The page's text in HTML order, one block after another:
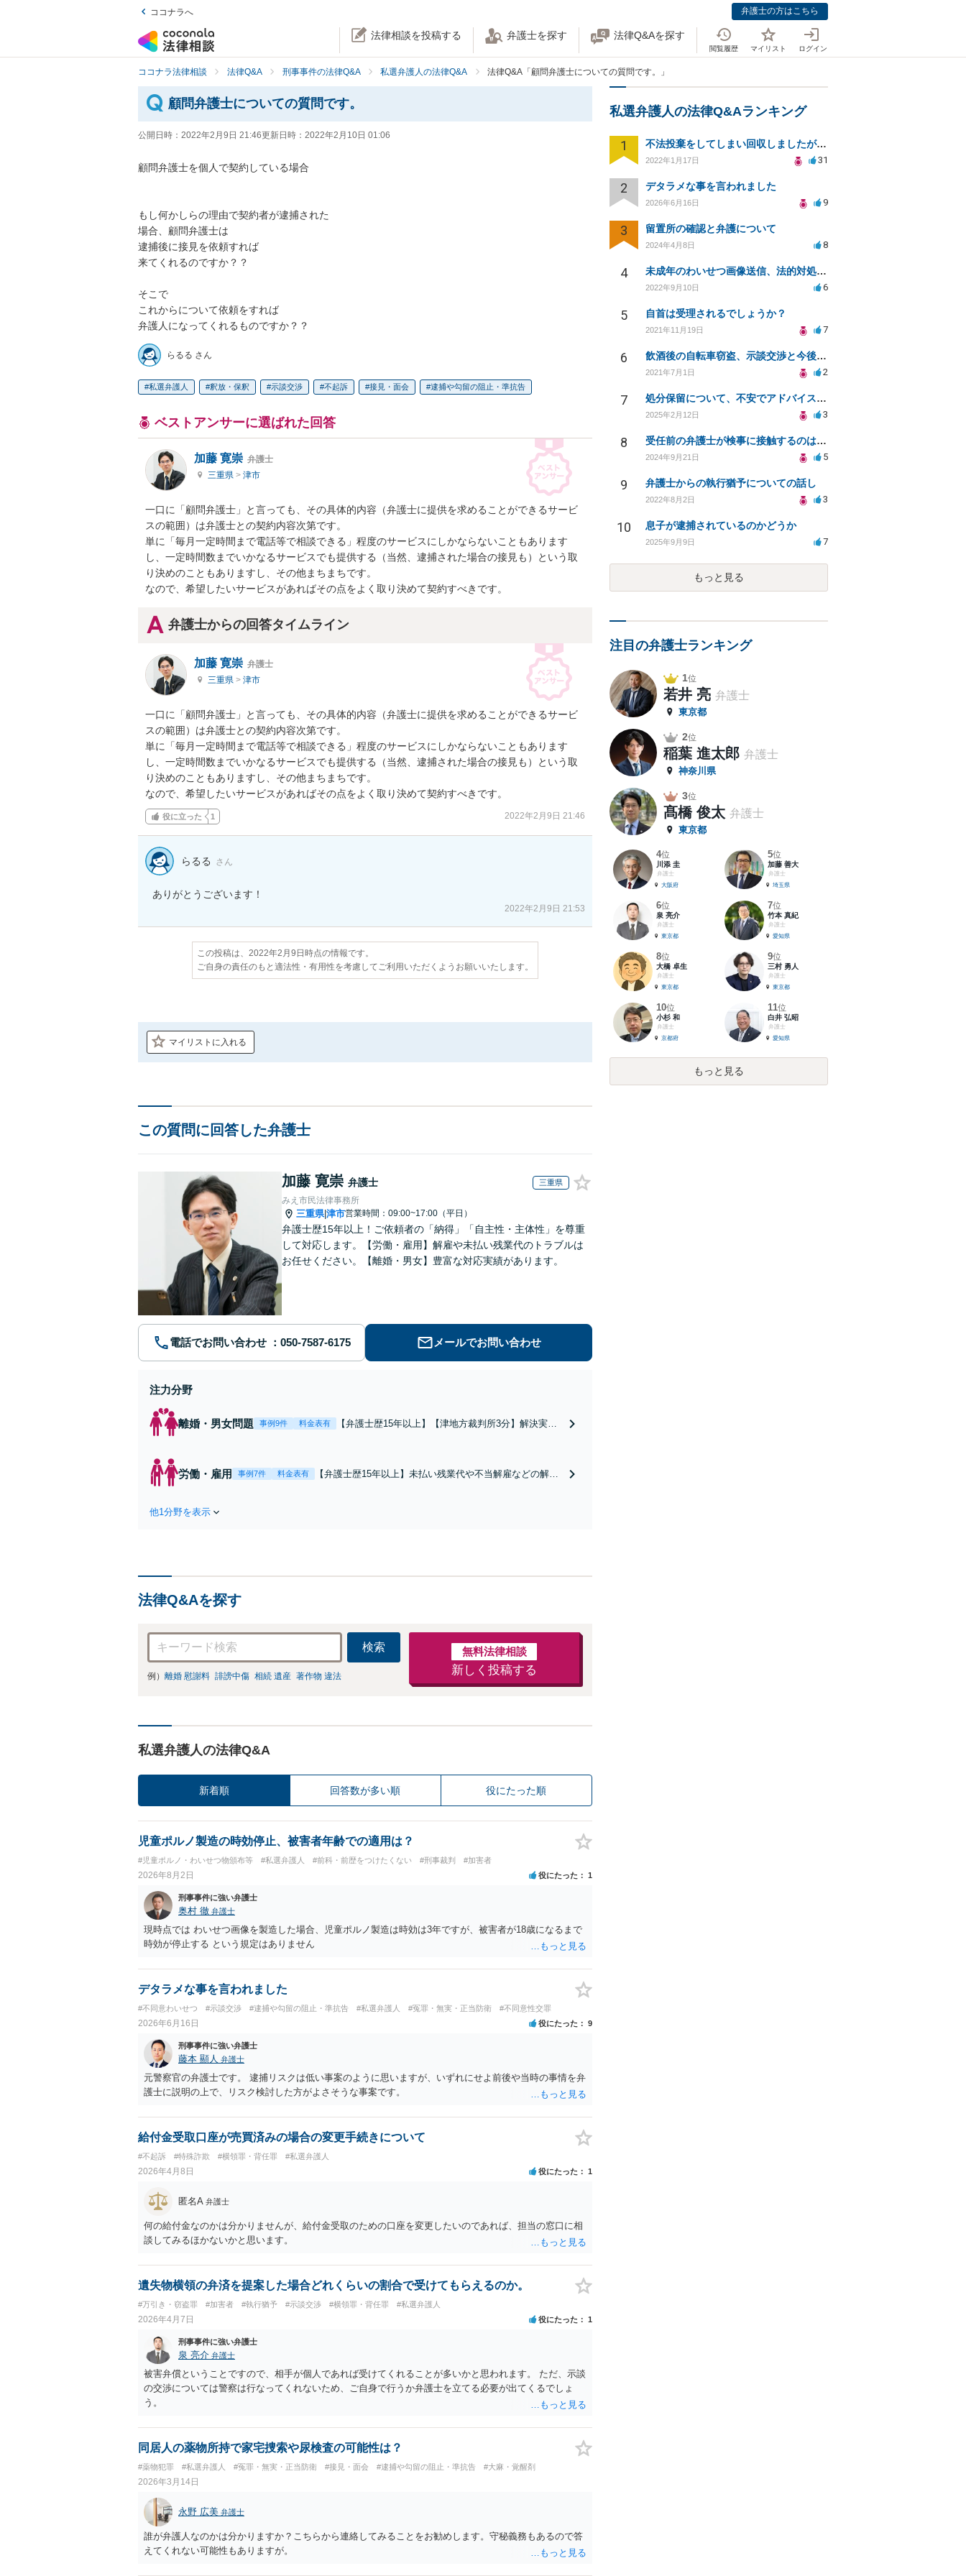
ココナラへ 弁護士の方はこちら
法律相談を投稿する 弁護士を探す 法律Q&Aを探す
閲覧履歴 マイリスト ログイン
ココナラ法律相談 法律Q&A 刑事事件の法律Q&A 私選弁護人の法律Q&A 法律Q&A「顧問弁護士についての質問です。」
顧問弁護士についての質問です。
公開日時： 2022年2月9日 21:46更新日時： 2022年2月10日 01:06
顧問弁護士を個人で契約している場合
もし何かしらの理由で契約者が逮捕された
場合、顧問弁護士は
逮捕後に接見を依頼すれば
来てくれるのですか？？
そこで
これからについて依頼をすれば
弁護人になってくれるものですか？？
らるる さん
私選弁護人 釈放・保釈 示談交渉 不起訴 接見・面会 逮捕や勾留の阻止・準抗告
ベストアンサーに選ばれた回答
加藤 寛崇 弁護士
三重県 > 津市
一口に「顧問弁護士」と言っても、その具体的内容（弁護士に提供を求めることができるサービ
スの範囲）は弁護士との契約内容次第です。
単に「毎月一定時間まで電話等で相談できる」程度のサービスにしかならないこともあります
し、一定時間数までいかなるサービスでも提供する（当然、逮捕された場合の接見も）という取
り決めのこともありますし、その他まちまちです。
なので、希望したいサービスがあればその点をよく取り決めて契約すべきです。
弁護士からの回答タイムライン
加藤 寛崇 弁護士
三重県 > 津市
一口に「顧問弁護士」と言っても、その具体的内容（弁護士に提供を求めることができるサービ
スの範囲）は弁護士との契約内容次第です。
単に「毎月一定時間まで電話等で相談できる」程度のサービスにしかならないこともあります
し、一定時間数までいかなるサービスでも提供する（当然、逮捕された場合の接見も）という取
り決めのこともありますし、その他まちまちです。
なので、希望したいサービスがあればその点をよく取り決めて契約すべきです。
役に立った 1 2022年2月9日 21:46
らるる さん
ありがとうございます！
2022年2月9日 21:53
この投稿は、2022年2月9日時点の情報です。
ご自身の責任のもと適法性・有用性を考慮してご利用いただくようお願いいたします。
マイリストに入れる
この質問に回答した弁護士
加藤 寛崇 弁護士 三重県
みえ市民法律事務所
三重県|津市営業時間：09:00~17:00（平日）
弁護士歴15年以上！ご依頼者の「納得」「自主性・主体性」を尊重
して対応します。【労働・雇用】解雇や未払い残業代のトラブルは
お任せください。【離婚・男女】豊富な対応実績があります。
電話でお問い合わせ メールでお問い合わせ
注力分野
離婚・男女問題 事例9件 料金表有
【弁護士歴15年以上】【津地方裁判所3分】解決実績
ま連れの相談可】
労働・雇用 事例7件 料金表有
【弁護士歴15年以上】未払い残業代や不当解雇などの解決
他1分野を表示
法律Q&Aを探す
検索
例） 離婚 慰謝料 誹謗中傷 相続 遺産 著作物 違法
無料法律相談
新しく投稿する
私選弁護人の法律Q&A
新着順 回答数が多い順 役にたった順
児童ポルノ製造の時効停止、被害者年齢での適用は？
#児童ポルノ・わいせつ物頒布等 #私選弁護人 #前科・前歴をつけたくない #刑事裁判 #加害者
2026年8月2日 役にたった 1
刑事事件に強い弁護士
奥村 徹 弁護士
現時点では わいせつ画像を製造した場合、児童ポルノ製造は時効は3年ですが、被害者が18歳になるまで
時効が停止する という規定はありません
デタラメな事を言われました
#不同意わいせつ #示談交渉 #逮捕や勾留の阻止・準抗告 #私選弁護人 #冤罪・無実・正当防衛 #不同意性交罪
2026年6月16日 役にたった 9
刑事事件に強い弁護士
藤本 顯人 弁護士
元警察官の弁護士です。 逮捕リスクは低い事案のように思いますが、いずれにせよ前後や当時の事情を弁
護士に説明の上で、リスク検討した方がよさそうな事案です。
給付金受取口座が売買済みの場合の変更手続きについて
#不起訴 #特殊詐欺 #横領罪・背任罪 #私選弁護人
2026年4月8日 役にたった 1
匿名A 弁護士
何の給付金なのかは分かりませんが、給付金受取のための口座を変更したいのであれば、担当の窓口に相
談してみるほかないかと思います。
遺失物横領の弁済を提案した場合どれくらいの割合で受けてもらえるのか。
#万引き・窃盗罪 #加害者 #執行猶予 #示談交渉 #横領罪・背任罪 #私選弁護人
2026年4月7日 役にたった 1
刑事事件に強い弁護士
泉 亮介 弁護士
被害弁償ということですので、相手が個人であれば受けてくれることが多いかと思われます。 ただ、示談
の交渉については警察は行なってくれないため、ご自身で行うか弁護士を立てる必要が出てくるでしょ
う。
同居人の薬物所持で家宅捜索や尿検査の可能性は？
#薬物犯罪 #私選弁護人 #冤罪・無実・正当防衛 #接見・面会 #逮捕や勾留の阻止・準抗告 #大麻・覚醒剤
2026年3月14日
永野 広美 弁護士
誰が弁護人なのかは分かりますか？こちらから連絡してみることをお勧めします。守秘義務もあるので答
えてくれない可能性もありますが。
私選弁護人の法律Q&Aランキング
1 不法投棄をしてしまい回収しましたが不安で自首しようか迷ってます
2022年1月17日 31
2 デタラメな事を言われました
2026年6月16日 9
3 留置所の確認と弁護について
2024年4月8日 8
4 未成年のわいせつ画像送信、法的対処と弁護士相談の必要性
2022年9月10日 6
5 自首は受理されるでしょうか？
2021年11月19日 7
6 飲酒後の自転車窃盗、示談交渉と今後の対応について
2021年7月1日 2
7 処分保留について、不安でアドバイスお願いします
2025年2月12日 3
8 受任前の弁護士が検事に接触するのは適切ですか？
2024年9月21日 5
9 弁護士からの執行猶予についての話し
2022年8月2日 3
10 息子が逮捕されているのかどうか
2025年9月9日 7
もっと見る
注目の弁護士ランキング
1位
若井 亮 弁護士
東京都
2位
稲葉 進太郎 弁護士
神奈川県
3位
髙橋 俊太 弁護士
東京都
4位
川添 圭
弁護士
大阪府
5位
加藤 善大
弁護士
埼玉県
6位
泉 亮介
弁護士
東京都
7位
竹本 真紀
弁護士
愛知県
8位
大橋 卓生
弁護士
東京都
9位
三村 勇人
弁護士
東京都
10位
小杉 和
弁護士
京都府
11位
白井 弘昭
弁護士
愛知県
もっと見る